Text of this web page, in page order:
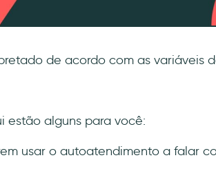
de acordo com as variáveis
estão alguns para você:
usar o autoatendimento a falar